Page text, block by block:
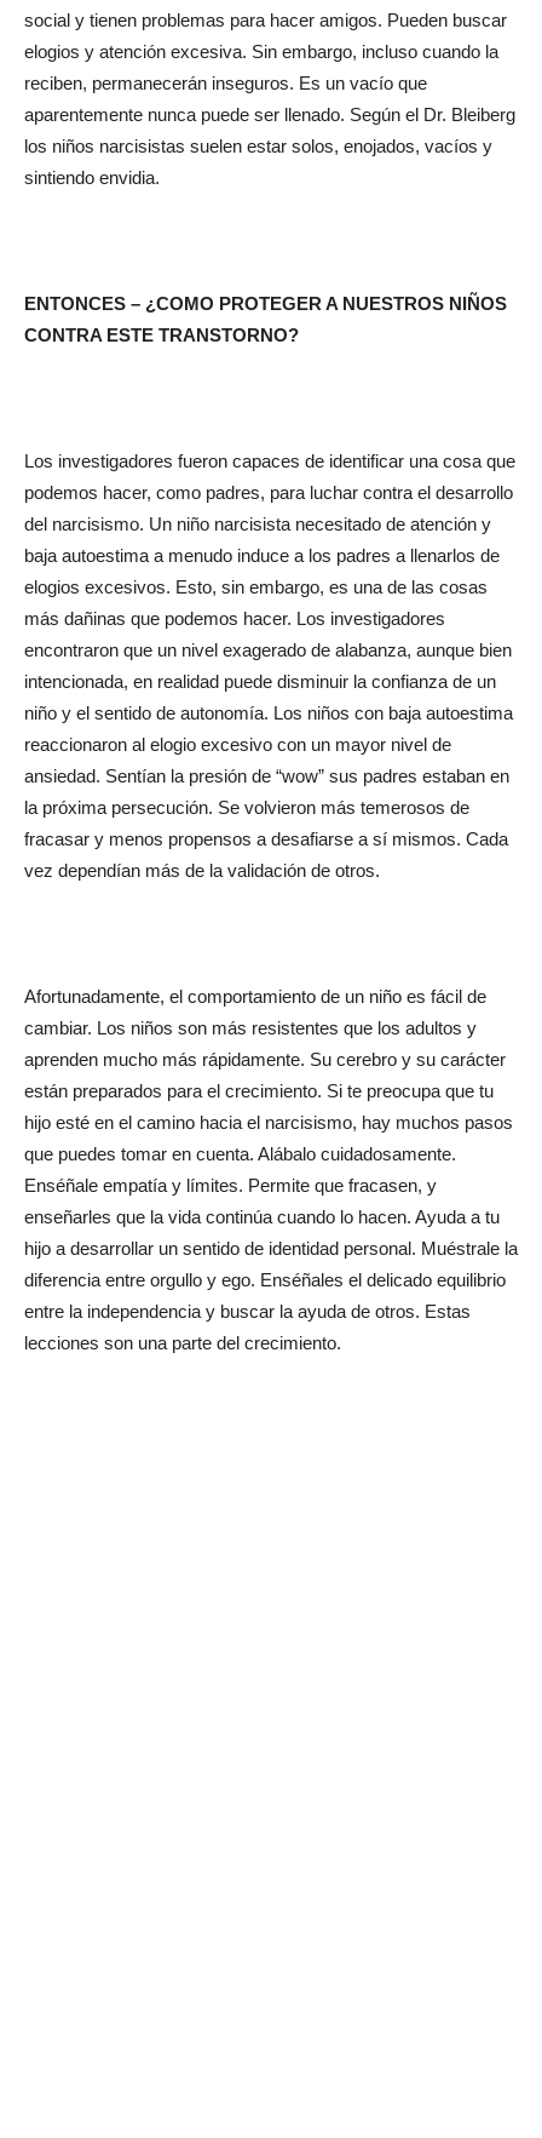
social y tienen problemas para hacer amigos. Pueden buscar
elogios y atención excesiva. Sin embargo, incluso cuando la
reciben, permanecerán inseguros. Es un vacío que
aparentemente nunca puede ser llenado. Según el Dr. Bleiberg
los niños narcisistas suelen estar solos, enojados, vacíos y
sintiendo envidia.
ENTONCES – ¿COMO PROTEGER A NUESTROS NIÑOS
CONTRA ESTE TRANSTORNO?
Los investigadores fueron capaces de identificar una cosa que
podemos hacer, como padres, para luchar contra el desarrollo
del narcisismo. Un niño narcisista necesitado de atención y
baja autoestima a menudo induce a los padres a llenarlos de
elogios excesivos. Esto, sin embargo, es una de las cosas
más dañinas que podemos hacer. Los investigadores
encontraron que un nivel exagerado de alabanza, aunque bien
intencionada, en realidad puede disminuir la confianza de un
niño y el sentido de autonomía. Los niños con baja autoestima
reaccionaron al elogio excesivo con un mayor nivel de
ansiedad. Sentían la presión de “wow” sus padres estaban en
la próxima persecución. Se volvieron más temerosos de
fracasar y menos propensos a desafiarse a sí mismos. Cada
vez dependían más de la validación de otros.
Afortunadamente, el comportamiento de un niño es fácil de
cambiar. Los niños son más resistentes que los adultos y
aprenden mucho más rápidamente. Su cerebro y su carácter
están preparados para el crecimiento. Si te preocupa que tu
hijo esté en el camino hacia el narcisismo, hay muchos pasos
que puedes tomar en cuenta. Alábalo cuidadosamente.
Enséñale empatía y límites. Permite que fracasen, y
enseñarles que la vida continúa cuando lo hacen. Ayuda a tu
hijo a desarrollar un sentido de identidad personal. Muéstrale la
diferencia entre orgullo y ego. Enséñales el delicado equilibrio
entre la independencia y buscar la ayuda de otros. Estas
lecciones son una parte del crecimiento.